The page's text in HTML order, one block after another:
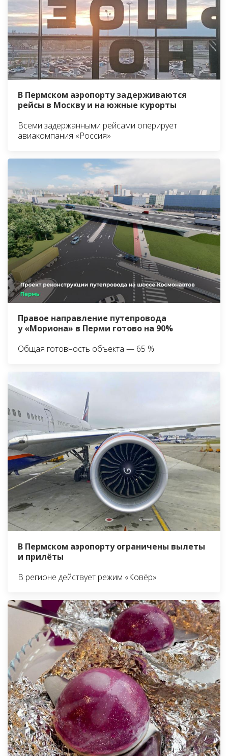
В Пермском аэропорту задерживаются
рейсы в Москву и на южные курорты
Всеми задержанными рейсами оперирует
авиакомпания «Россия»
Правое направление путепровода
у «Мориона» в Перми готово на 90%
Общая готовность объекта — 65 %
В Пермском аэропорту ограничены вылеты
и прилёты
В регионе действует режим «Ковёр»